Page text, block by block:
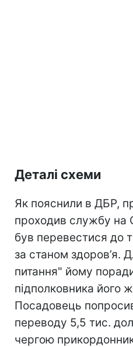
Деталі схеми
Як пояснили в ДБР,
проходив службу на
був перевестися до
за станом здоров’я.
питання" йому
підполковника його
Посадовець
переводу 5,5 тис.
чергою